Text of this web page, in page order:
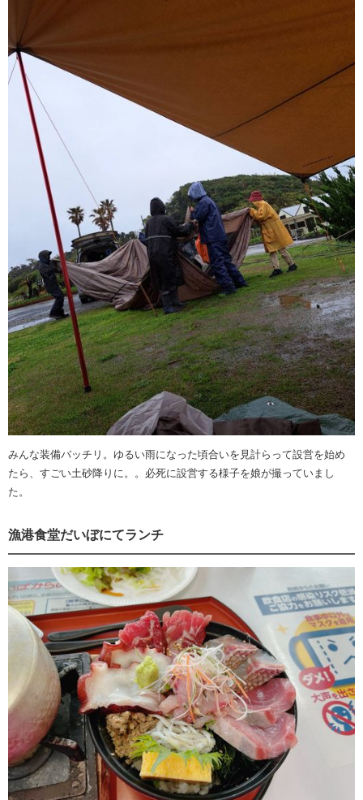
みんな装備バッチリ。ゆるい雨になった頃合いを見計らって設営を始め
たら、すごい土砂降りに。。必死に設営する様子を娘が撮っていまし
た。
漁港食堂だいぼにてランチ